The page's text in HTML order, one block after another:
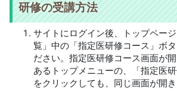
研修の受講方法
サイトにログイン後、トップペー
覧」中の「指定医研修コース」ボ
ださい。指定医研修コース画面が
あるトップメニューの、「指定医
をクリックしても、同じ画面が開き